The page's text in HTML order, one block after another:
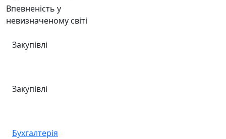
Впевненість у
невизначеному світі
Закупівлі
Закупівлі
Бухгалтерія